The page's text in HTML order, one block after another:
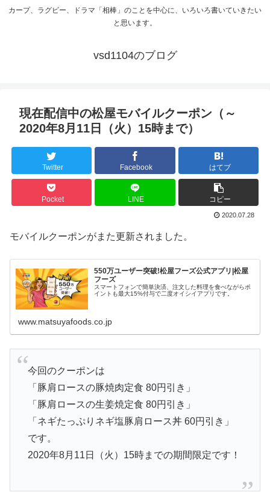
カープ、ラグビー、ドラマ「相棒」のことを中心に、いろいろ書いていきたい
と思います。
vsd1104のブログ
現在配信中の松屋モバイルクーポン（～
2020年8月11日（火）15時まで）
Twitter Facebook はてブ
Pocket LINE コピー
2020.07.28
モバイルクーポンがまた更新されました。
550万ユーザー突破!松屋フーズ公式アプリ|松屋
フーズ
スマートフォンで簡単決済、注文した料理を食べながらポ
イントも最大15%付与で二度オイシイアプリです。
www.matsuyafoods.co.jp
今回のクーポンは
「豚肩ロースの豚焼肉定食 80円引き」
「豚肩ロースの生姜焼定食 80円引き」
「ネギたっぷりネギ塩豚肩ロース丼 60円引き」
です。
2020年8月11日（火）15時までの期間限定です！